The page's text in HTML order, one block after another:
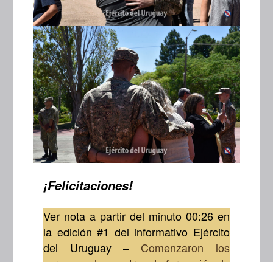
¡Felicitaciones!
Ver nota a partir del minuto 00:26 en
la edición #1 del informativo Ejército
del Uruguay – Comenzaron los